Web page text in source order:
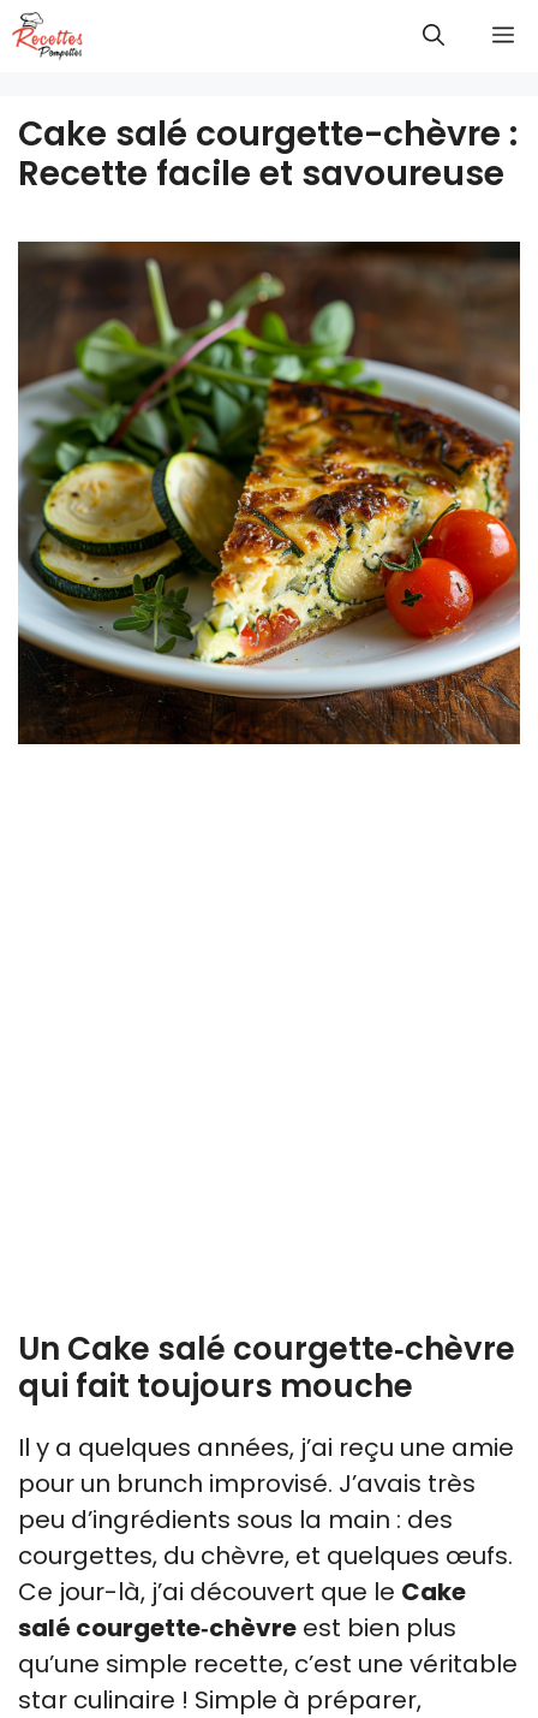
Aller
au
Cake salé courgette-chèvre :
Recette facile et savoureuse
Un Cake salé courgette‑chèvre
qui fait toujours mouche
Il y a quelques années, j’ai reçu une amie
pour un brunch improvisé. J’avais très
peu d’ingrédients sous la main : des
courgettes, du chèvre, et quelques œufs.
Ce jour-là, j’ai découvert que le Cake
salé courgette‑chèvre est bien plus
qu’une simple recette, c’est une véritable
star culinaire ! Simple à préparer,